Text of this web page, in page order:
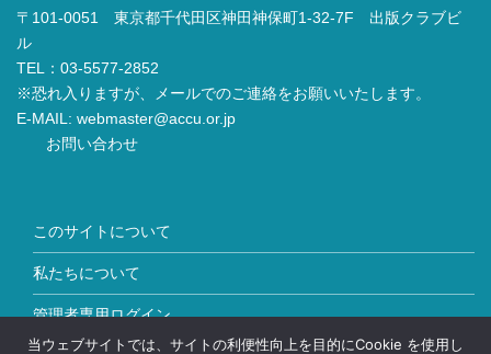
〒101-0051 東京都千代田区神田神保町1-32-7F 出版クラブビ
ル
TEL：03-5577-2852
※恐れ入りますが、メールでのご連絡をお願いいたします。
E-MAIL: webmaster@accu.or.jp
お問い合わせ
このサイトについて
私たちについて
管理者専用ログイン
当ウェブサイトでは、サイトの利便性向上を目的にCookie を使用し